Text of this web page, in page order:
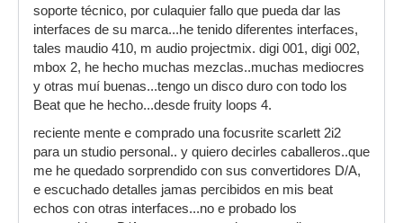
soporte técnico, por culaquier fallo que pueda dar las
interfaces de su marca...he tenido diferentes interfaces,
tales maudio 410, m audio projectmix. digi 001, digi 002,
mbox 2, he hecho muchas mezclas..muchas mediocres
y otras muí buenas...tengo un disco duro con todo los
Beat que he hecho...desde fruity loops 4.
reciente mente e comprado una focusrite scarlett 2i2
para un studio personal.. y quiero decirles caballeros..que
me he quedado sorprendido con sus convertidores D/A,
e escuchado detalles jamas percibidos en mis beat
echos con otras interfaces...no e probado los